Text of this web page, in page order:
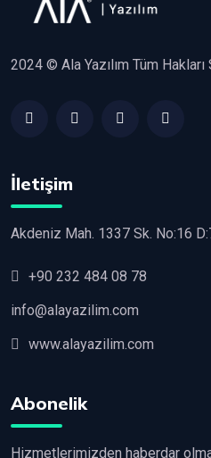
2024 © Ala Yazılım Tüm Hakları
İletişim
Akdeniz Mah. 1337 Sk. No:16
+90 232 484 08 78
info@alayazilim.com
www.alayazilim.com
Abonelik
Hizmetlerimizden haberdar